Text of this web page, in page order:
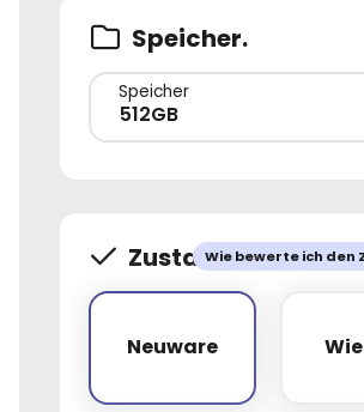
Speicher.
Speicher
512GB
Wie bewerte ich den
Zustand.
Neuware
Neuware